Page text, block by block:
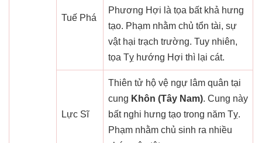
Tuế Phá
Phương Hợi là tọa bất khả hưng
tạo. Phạm nhằm chủ tổn tài, sự
vật hại trạch trường. Tuy nhiên,
tọa Tỵ hướng Hợi thì lại cát.
Lực Sĩ
Thiên tử hộ vệ ngự lâm quân tại
cung Khôn (Tây Nam). Cung này
bất nghi hưng tạo trong năm Tỵ.
Phạm nhằm chủ sinh ra nhiều